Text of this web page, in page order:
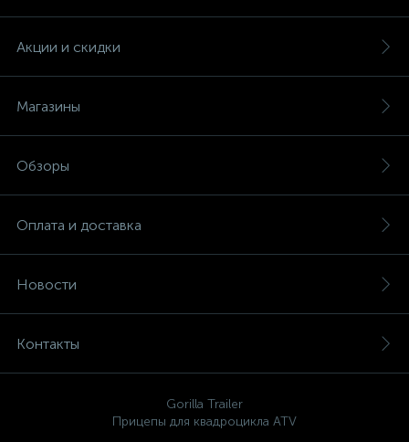
Акции и скидки
Магазины
Обзоры
Оплата и доставка
Новости
Контакты
Gorilla Trailer
Прицепы для квадроцикла ATV